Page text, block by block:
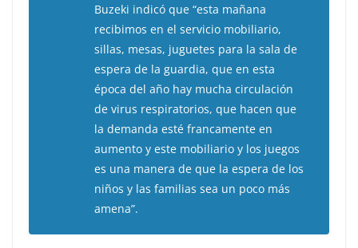
Buzeki indicó que “esta mañana
recibimos en el servicio mobiliario,
sillas, mesas, juguetes para la sala de
espera de la guardia, que en esta
época del año hay mucha circulación
de virus respiratorios, que hacen que
la demanda esté francamente en
aumento y este mobiliario y los juegos
es una manera de que la espera de los
niños y las familias sea un poco más
amena”.